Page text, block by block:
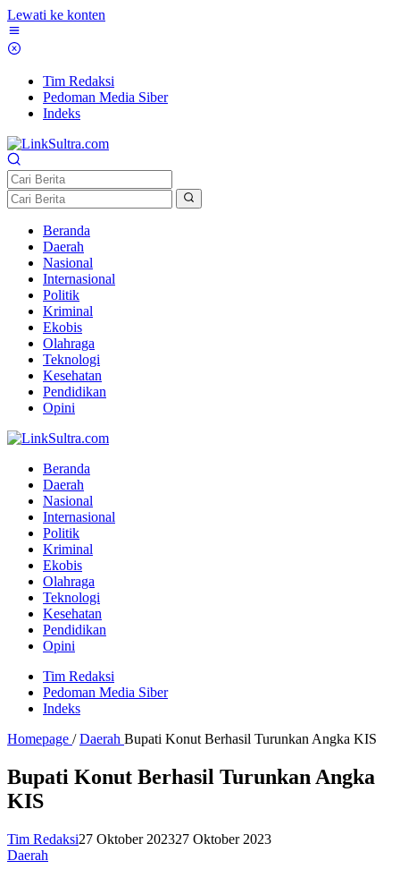
Lewati ke konten
Tim Redaksi
Pedoman Media Siber
Indeks
Beranda
Daerah
Nasional
Internasional
Politik
Kriminal
Ekobis
Olahraga
Teknologi
Kesehatan
Pendidikan
Opini
Beranda
Daerah
Nasional
Internasional
Politik
Kriminal
Ekobis
Olahraga
Teknologi
Kesehatan
Pendidikan
Opini
Tim Redaksi
Pedoman Media Siber
Indeks
Homepage / Daerah Bupati Konut Berhasil Turunkan Angka KIS
Bupati Konut Berhasil Turunkan Angka
KIS
Tim Redaksi27 Oktober 202327 Oktober 2023
Daerah